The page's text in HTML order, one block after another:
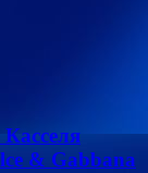
& Gabbana